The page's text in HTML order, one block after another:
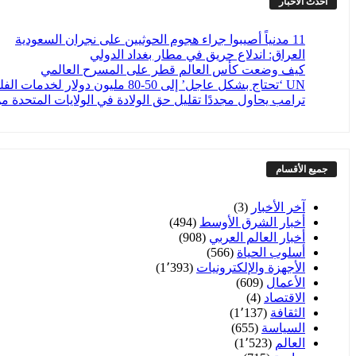
11 مدنياً أصيبوا جراء هجوم الحوثيين على نجران السعودية
العراق: اندلاع حريق في مطار بغداد الدولي
كيف وضعت كأس العالم قطر على المسرح العالمي
UN ‘تحتاج بشكل عاجل’ إلى 50-80 مليون دولار لخدمات الفلسطينيين
ترامب يحاول مجددًا تقليل حق الولادة في الولايات المتحدة
جميع الأقسام
آخر الأخبار (3)
أخبار الشرق الأوسط (494)
أخبار العالم العربي (908)
أسلوب الحياة (566)
الأجهزة والإلكترونيات (1٬393)
الأعمال (609)
الاقتصاد (4)
الثقافة (1٬137)
السياسة (655)
العالم (1٬523)